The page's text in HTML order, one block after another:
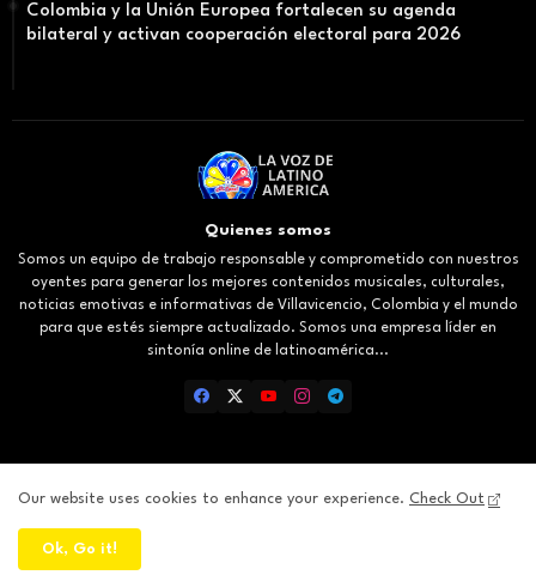
Colombia y la Unión Europea fortalecen su agenda
bilateral y activan cooperación electoral para 2026
Quienes somos
Somos un equipo de trabajo responsable y comprometido con nuestros
oyentes para generar los mejores contenidos musicales, culturales,
noticias emotivas e informativas de Villavicencio, Colombia y el mundo
para que estés siempre actualizado. Somos una empresa líder en
sintonía online de latinoamérica...
Inicio About Contact us Privacy Policy
Our website uses cookies to enhance your experience. Check Out
Ok, Go it!